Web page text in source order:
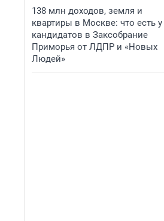
138 млн доходов, земля и
квартиры в Москве: что есть у
кандидатов в Заксобрание
Приморья от ЛДПР и «Новых
Людей»